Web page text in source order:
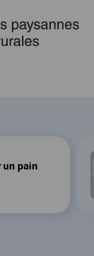
un pain